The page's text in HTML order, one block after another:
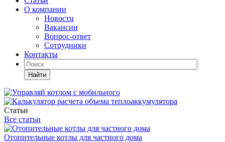
О компании
Новости
Вакансии
Вопрос-ответ
Сотрудники
Контакты
Найти
Статьи
Все статьи
Отопительные котлы для частного дома